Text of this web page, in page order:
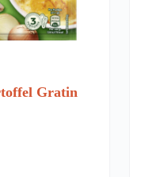
Gratin